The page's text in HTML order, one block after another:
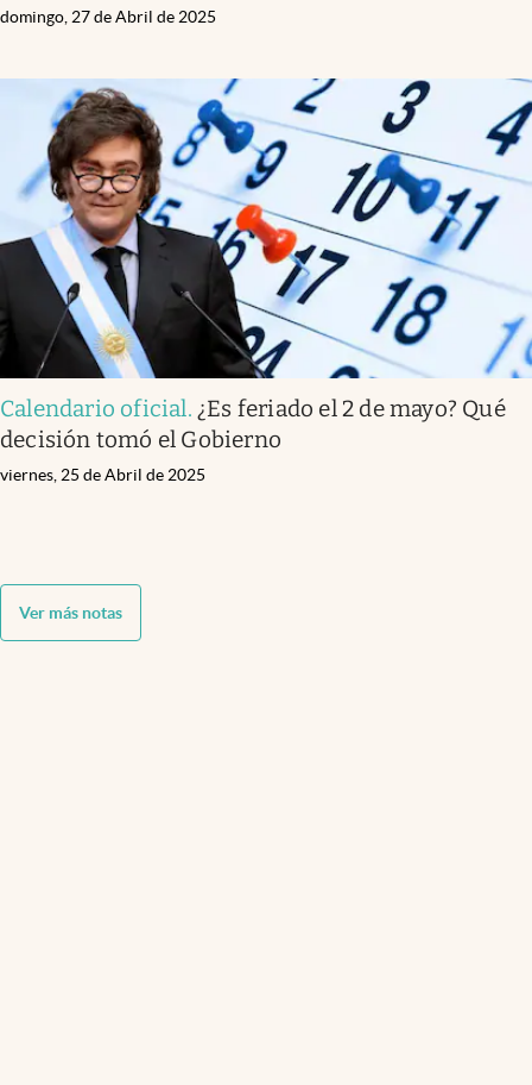
domingo, 27 de Abril de 2025
Calendario oficial. ¿Es feriado el 2 de mayo? Qué
decisión tomó el Gobierno
viernes, 25 de Abril de 2025
Ver más notas